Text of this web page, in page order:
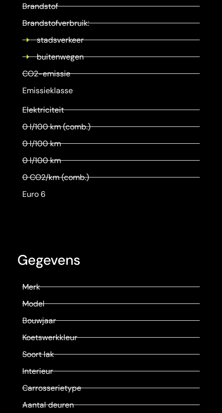
Brandstof
Brandstofverbruik:
stadsverkeer
buitenwegen
CO2-emissie
Emissieklasse
Elektriciteit
0 l/100 km (comb.)
0 l/100 km
0 l/100 km
0 CO2/km (comb.)
Euro 6
Gegevens
Merk
Model
Bouwjaar
Koetswerkkleur
Soort lak
Interieur
Carrosserietype
Aantal deuren